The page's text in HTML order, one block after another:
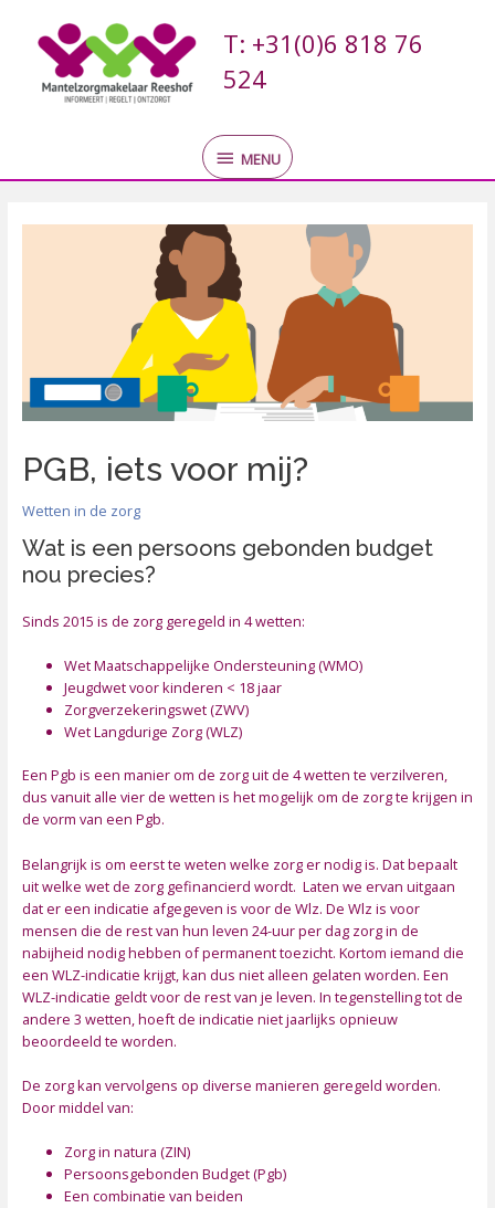
T: +31(0)6 818 76
524
MENU
PGB, iets voor mij?
Wetten in de zorg
Wat is een persoons gebonden budget
nou precies?
Sinds 2015 is de zorg geregeld in 4 wetten:
Wet Maatschappelijke Ondersteuning (WMO)
Jeugdwet voor kinderen < 18 jaar
Zorgverzekeringswet (ZWV)
Wet Langdurige Zorg (WLZ)
Een Pgb is een manier om de zorg uit de 4 wetten te verzilveren,
dus vanuit alle vier de wetten is het mogelijk om de zorg te krijgen in
de vorm van een Pgb.
Belangrijk is om eerst te weten welke zorg er nodig is. Dat bepaalt
uit welke wet de zorg gefinancierd wordt. Laten we ervan uitgaan
dat er een indicatie afgegeven is voor de Wlz. De Wlz is voor
mensen die de rest van hun leven 24-uur per dag zorg in de
nabijheid nodig hebben of permanent toezicht. Kortom iemand die
een WLZ-indicatie krijgt, kan dus niet alleen gelaten worden. Een
WLZ-indicatie geldt voor de rest van je leven. In tegenstelling tot de
andere 3 wetten, hoeft de indicatie niet jaarlijks opnieuw
beoordeeld te worden.
De zorg kan vervolgens op diverse manieren geregeld worden.
Door middel van:
Zorg in natura (ZIN)
Persoonsgebonden Budget (Pgb)
Een combinatie van beiden